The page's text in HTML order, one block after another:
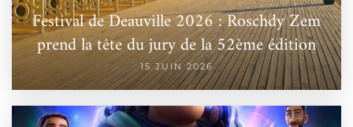
Festival de Deauville 2026 : Roschdy Zem
prend la tête du jury de la 52ème édition
15 JUIN 2026